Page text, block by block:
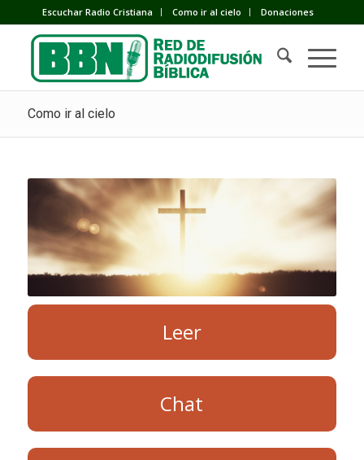
Escuchar Radio Cristiana Como ir al cielo Donaciones
Como ir al cielo
Leer
Chat